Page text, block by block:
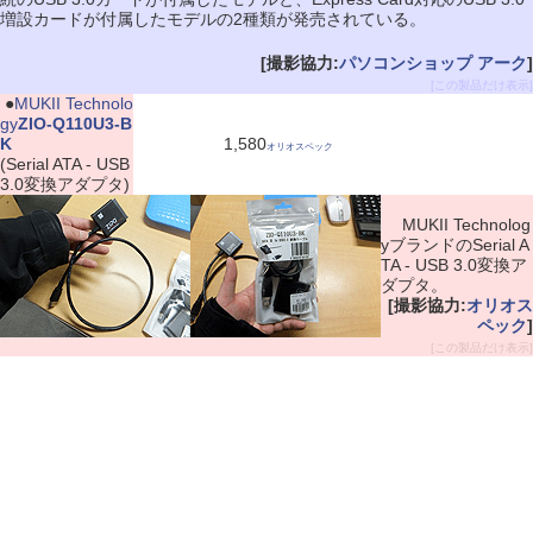
増設カードが付属したモデルの2種類が発売されている。
[撮影協力:パソコンショップ アーク]
[この製品だけ表示]
●MUKII Technolo
gyZIO-Q110U3-B
K
(Serial ATA - USB
3.0変換アダプタ)
1,580オリオスペック
MUKII Technolog
yブランドのSerial A
TA - USB 3.0変換ア
ダプタ。
[撮影協力:オリオス
ペック]
[この製品だけ表示]